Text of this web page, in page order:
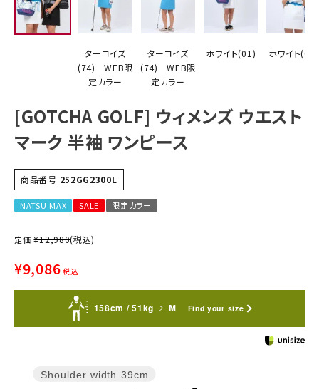
ターコイズ
(74) WEB限
定カラー
ターコイズ
(74) WEB限
定カラー
ホワイト(01) ホワイト(01)
[GOTCHA GOLF] ウィメンズ ウエスト
マーク 半袖 ワンピース
商品番号 252GG2300L
NATSU MAX SALE 限定カラー
定価 ¥12,980(税込)
¥9,086 税込
158cm / 51kg M Find your size
Shoulder width 39cm